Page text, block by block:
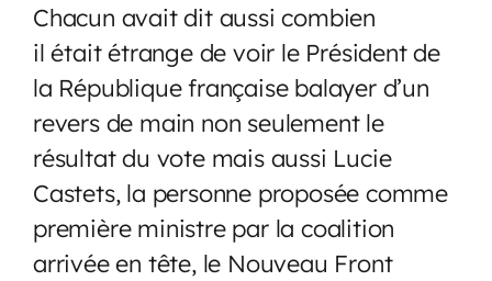
Chacun avait dit aussi combien
il était étrange de voir le Président de
la République française balayer d’un
revers de main non seulement le
résultat du vote mais aussi Lucie
Castets, la personne proposée comme
première ministre par la coalition
arrivée en tête, le Nouveau Front